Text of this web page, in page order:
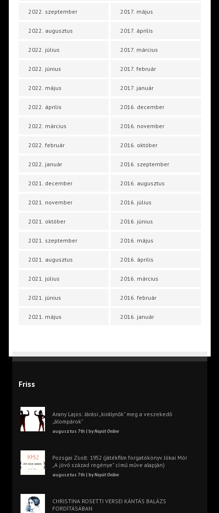
2022. szeptember
2022. augusztus
2022. július
2022. június
2022. május
2022. április
2022. március
2022. február
2022. január
2021. december
2021. november
2021. október
2021. szeptember
2021. augusztus
2021. július
2021. június
2021. május
2017. május
2017. április
2017. március
2017. február
2017. január
2016. december
2016. november
2016. október
2016. szeptember
2016. augusztus
2016. július
2016. június
2016. május
2016. április
2016. március
2016. február
2016. január
Friss
Arany Lajos: Járási „királynők” meg a veszekedő
„álompárok”
augusztus 7th | byNapút Online
Pozsgai Zsolt: 1952 (játékfilm forgatókönyv Jókai Mór
„A jövő század regénye” című műve alapján)
augusztus 7th | byNapút Online
CHRISTINA ROSETTI VERSEI KÁNTÁS BALÁZS
FORDÍTÁSÁBAN